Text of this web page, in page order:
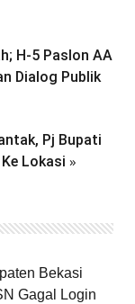
H-5 Paslon AA
Dialog Publik
Pj Bupati
Lokasi »
Bekasi
Gagal Login